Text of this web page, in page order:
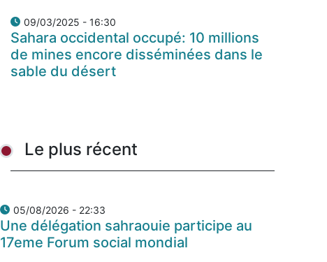
09/03/2025 - 16:30
Sahara occidental occupé: 10 millions
de mines encore disséminées dans le
sable du désert
Le plus récent
05/08/2026 - 22:33
Une délégation sahraouie participe au
17eme Forum social mondial